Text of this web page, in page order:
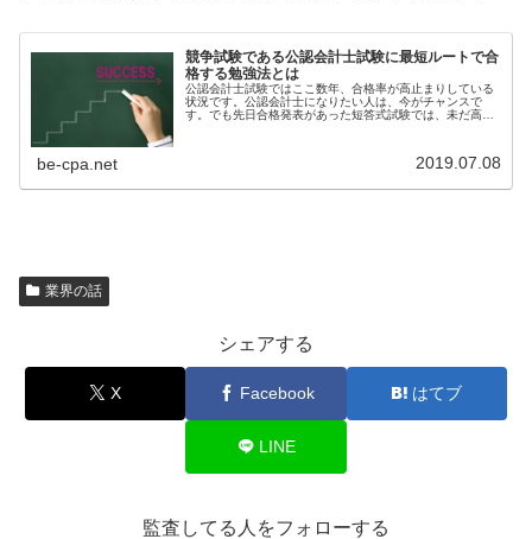
競争試験である公認会計士試験に最短ルートで合
格する勉強法とは
公認会計士試験ではここ数年、合格率が高止まりしている
状況です。公認会計士になりたい人は、今がチャンスで
す。でも先日合格発表があった短答式試験では、未だ高い
be-cpa.net 2019.07.08
業界の話
シェアする
X Facebook はてブ
LINE
監査してる人をフォローする